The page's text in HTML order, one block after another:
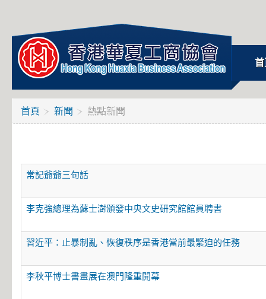
首
首頁 新聞 熱點新聞
常記爺爺三句話
李克強總理為蘇士澍頒發中央文史研究館館員聘書
習近平：止暴制亂、恢復秩序是香港當前最緊迫的任務
李秋平博士書畫展在澳門隆重開幕